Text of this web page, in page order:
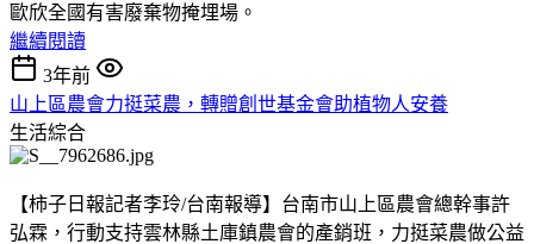
歐欣全國有害廢棄物掩埋場。
繼續閱讀
3年前
山上區農會力挺菜農，轉贈創世基金會助植物人安養
生活綜合
【柿子日報記者李玲/台南報導】台南市山上區農會總幹事許
弘霖，行動支持雲林縣土庫鎮農會的產銷班，力挺菜農做公益